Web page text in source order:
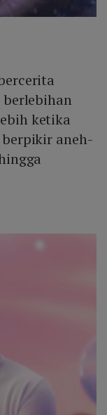
ketika
aneh-